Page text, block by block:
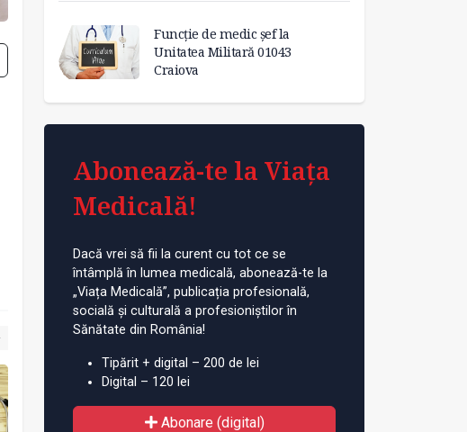
Funcție de medic șef la
Unitatea Militară 01043
Craiova
Abonează-te la Viața
Medicală!
Dacă vrei să fii la curent cu tot ce se
întâmplă în lumea medicală, abonează-te la
„Viața Medicală”, publicația profesională,
socială și culturală a profesioniștilor în
Sănătate din România!
Tipărit + digital – 200 de lei
Digital – 120 lei
Abonare (digital)